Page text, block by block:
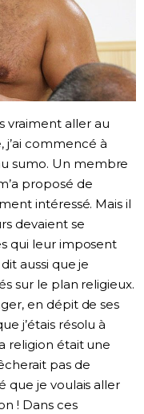
vraiment aller au
j’ai commencé à
sumo. Un membre
proposé de
intéressé. Mais il
devaient se
qui leur imposent
aussi que je
sur le plan religieux.
en dépit de ses
j’étais résolu à
religion était une
pas de
que je voulais aller
! Dans ces